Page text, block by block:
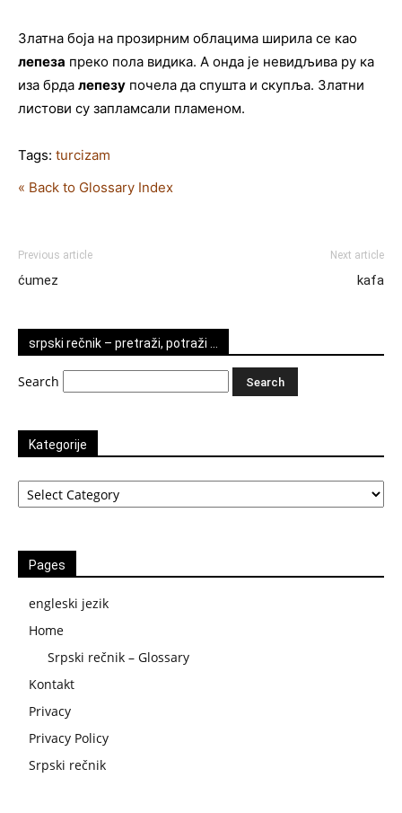
Златна боја на прозирним облацима ширила се као
лепеза преко пола видика. А онда је невидљива ру ка
иза брда лепезу почела да спушта и скупља. Златни
листови су запламсали пламеном.
Tags: turcizam
« Back to Glossary Index
Previous article
ćumez
Next article
kafa
srpski rečnik – pretraži, potraži …
Search
Kategorije
Kategorije
Pages
engleski jezik
Home
Srpski rečnik – Glossary
Kontakt
Privacy
Privacy Policy
Srpski rečnik